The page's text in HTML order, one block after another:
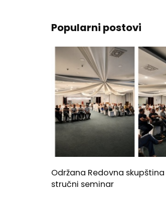
Popularni postovi
Održana Redovna skupština
stručni seminar